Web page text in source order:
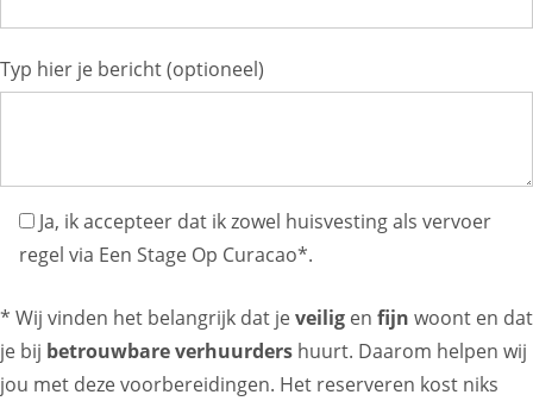
Typ hier je bericht (optioneel)
Ja, ik accepteer dat ik zowel huisvesting als vervoer
regel via Een Stage Op Curacao*.
* Wij vinden het belangrijk dat jeveilig en fijn woont en dat
je bij betrouwbare verhuurders huurt. Daarom helpen wij
jou met deze voorbereidingen. Het reserveren kost niks